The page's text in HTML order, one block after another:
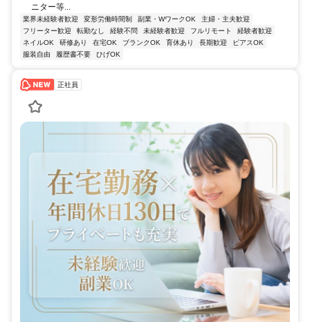
ニター等...
業界未経験者歓迎 変形労働時間制 副業・WワークOK
主婦・主夫歓迎
フリーター歓迎
転勤なし 経験不問 未経験者歓迎 フルリモート
経験者歓迎
ネイルOK
研修あり 在宅OK ブランクOK 育休あり 長期歓迎
ピアスOK
服装自由
履歴書不要 ひげOK
正社員